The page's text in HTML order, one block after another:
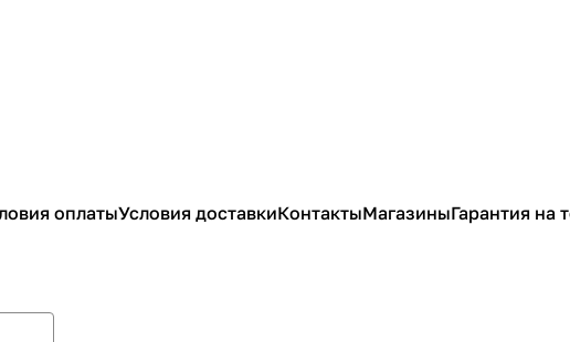
оплатыУсловия доставкиКонтактыМагазиныГарантия на